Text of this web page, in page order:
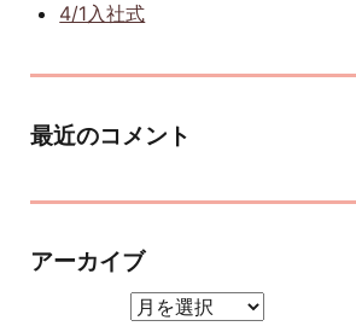
4/1入社式
最近のコメント
アーカイブ